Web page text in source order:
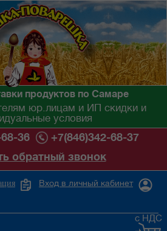
продуктов по Самаре
юр.лицам и ИП скидки и
условия
36
+7(846)342-68-37
обратный звонок
Вход в личный кабинет
с НДС